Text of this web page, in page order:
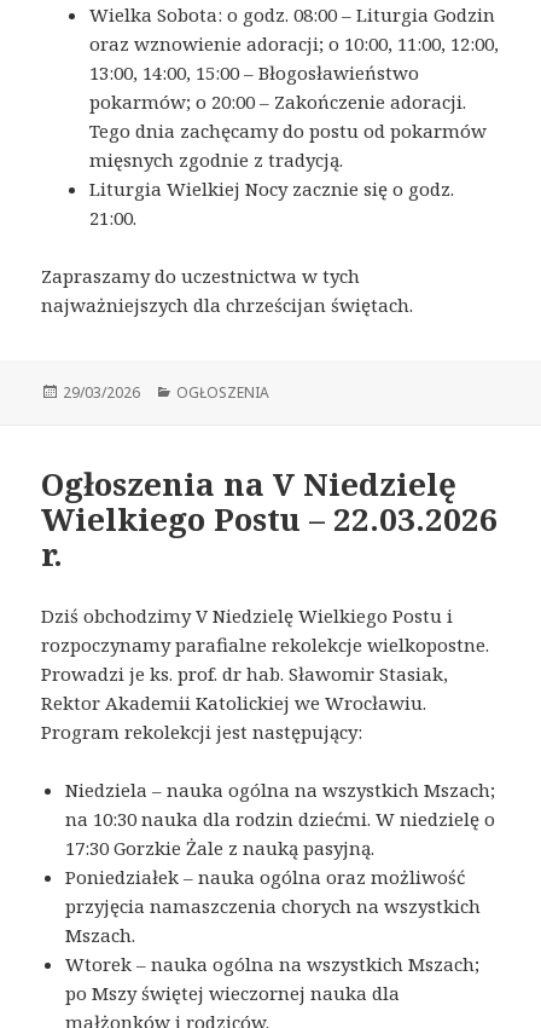
Wielka Sobota: o godz. 08:00 – Liturgia Godzin
oraz wznowienie adoracji; o 10:00, 11:00, 12:00,
13:00, 14:00, 15:00 – Błogosławieństwo
pokarmów; o 20:00 – Zakończenie adoracji.
Tego dnia zachęcamy do postu od pokarmów
mięsnych zgodnie z tradycją.
Liturgia Wielkiej Nocy zacznie się o godz.
21:00.
Zapraszamy do uczestnictwa w tych
najważniejszych dla chrześcijan świętach.
Opublikowano
29/03/2026 Kategorie
OGŁOSZENIA
Ogłoszenia na V Niedzielę
Wielkiego Postu – 22.03.2026
r.
Dziś obchodzimy V Niedzielę Wielkiego Postu i
rozpoczynamy parafialne rekolekcje wielkopostne.
Prowadzi je ks. prof. dr hab. Sławomir Stasiak,
Rektor Akademii Katolickiej we Wrocławiu.
Program rekolekcji jest następujący:
Niedziela – nauka ogólna na wszystkich Mszach;
na 10:30 nauka dla rodzin dziećmi. W niedzielę o
17:30 Gorzkie Żale z nauką pasyjną.
Poniedziałek – nauka ogólna oraz możliwość
przyjęcia namaszczenia chorych na wszystkich
Mszach.
Wtorek – nauka ogólna na wszystkich Mszach;
po Mszy świętej wieczornej nauka dla
małżonków i rodziców.